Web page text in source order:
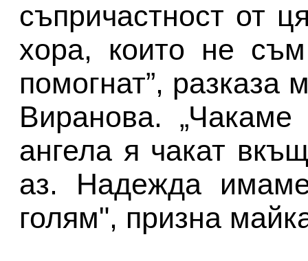
съпричастност от
хора, които не
помогнат”,
Виранова.
ангела я чакат
аз. Надежда
голям", призна